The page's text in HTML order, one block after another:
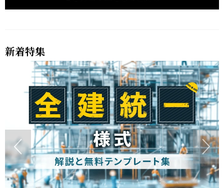
新着特集